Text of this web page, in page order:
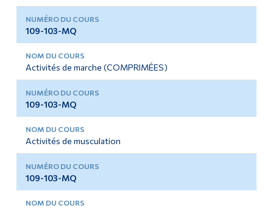
109-103-MQ
Activités de marche (COMPRIMÉES)
109-103-MQ
Activités de musculation
109-103-MQ